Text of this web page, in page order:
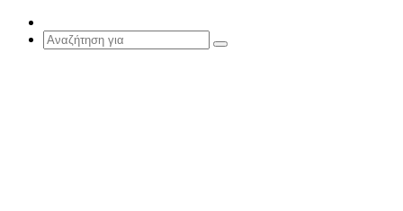
Article
Αναζήτηση